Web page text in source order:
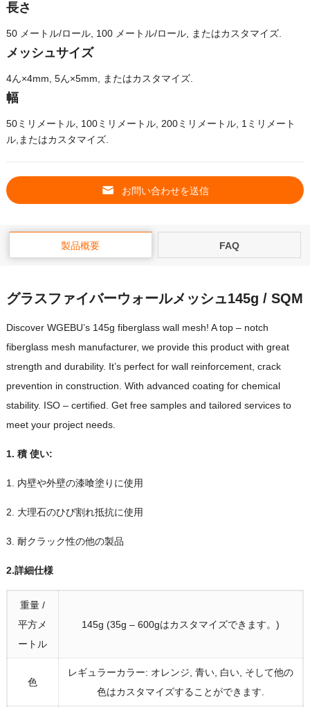
長さ
50 メートル/ロール, 100 メートル/ロール, またはカスタマイズ.
メッシュサイズ
4ん×4mm, 5ん×5mm, またはカスタマイズ.
幅
50ミリメートル, 100ミリメートル, 200ミリメートル, 1ミリメート
ル,またはカスタマイズ.
お問い合わせを送信
製品概要 FAQ
グラスファイバーウォールメッシュ145g / SQM
Discover WGEBU’s 145g fiberglass wall mesh! A top– notch
fiberglass mesh manufacturer, we provide this product with great
strength and durability. It’s perfect for wall reinforcement, crack
prevention in construction. With advanced coating for chemical
stability. ISO– certified. Get free samples and tailored services to
meet your project needs.
1. 積 使い:
1. 内壁や外壁の漆喰塗りに使用
2. 大理石のひび割れ抵抗に使用
3. 耐クラック性の他の製品
2.詳細仕様
重量 /
平方メ
ートル
145g (35g – 600gはカスタマイズできます。)
色
レギュラーカラー: オレンジ, 青い, 白い, そして他の
色はカスタマイズすることができます.